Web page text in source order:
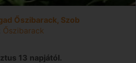
Őszibarack, Szob
Őszibarack
13 napjától.